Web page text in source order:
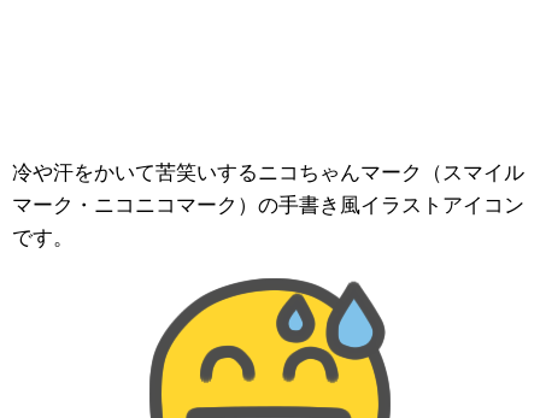
冷や汗をかいて苦笑いするニコちゃんマーク（スマイル
マーク・ニコニコマーク）の手書き風イラストアイコン
です。